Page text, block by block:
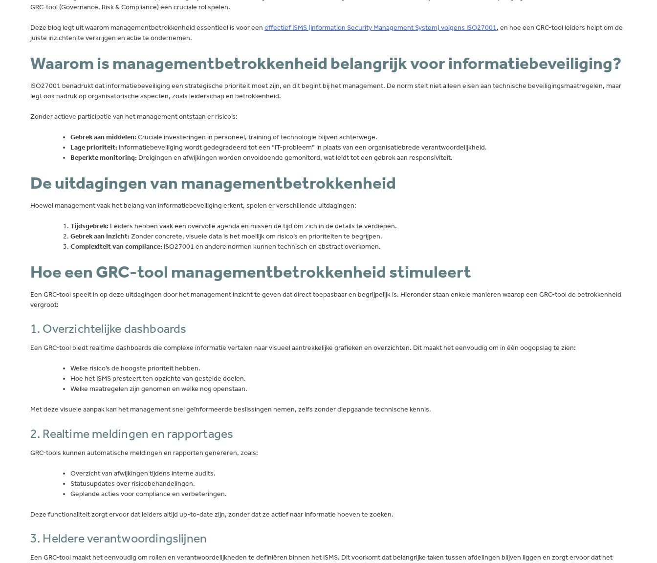
GRC-tool (Governance, Risk & Compliance) een cruciale rol spelen.
Deze blog legt uit waarom managementbetrokkenheid essentieel is voor een effectief ISMS (Information Security Management System) volgens ISO27001, en hoe een GRC-tool leiders helpt om de
juiste inzichten te verkrijgen en actie te ondernemen.
Waarom is managementbetrokkenheid belangrijk voor informatiebeveiliging?
ISO27001 benadrukt dat informatiebeveiliging een strategische prioriteit moet zijn, en dit begint bij het management. De norm stelt niet alleen eisen aan technische beveiligingsmaatregelen, maar
legt ook nadruk op organisatorische aspecten, zoals leiderschap en betrokkenheid.
Zonder actieve participatie van het management ontstaan er risico’s:
Gebrek aan middelen:Cruciale investeringen in personeel, training of technologie blijven achterwege.
Lage prioriteit:Informatiebeveiliging wordt gedegradeerd tot een “IT-probleem” in plaats van een organisatiebrede verantwoordelijkheid.
Beperkte monitoring:Dreigingen en afwijkingen worden onvoldoende gemonitord, wat leidt tot een gebrek aan responsiviteit.
De uitdagingen van managementbetrokkenheid
Hoewel management vaak het belang van informatiebeveiliging erkent, spelen er verschillende uitdagingen:
Tijdsgebrek:Leiders hebben vaak een overvolle agenda en missen de tijd om zich in de details te verdiepen.
Gebrek aan inzicht:Zonder concrete, visuele data is het moeilijk om risico’s en prioriteiten te begrijpen.
Complexiteit van compliance:ISO27001 en andere normen kunnen technisch en abstract overkomen.
Hoe een GRC-tool managementbetrokkenheid stimuleert
Een GRC-tool speelt in op deze uitdagingen door het management inzicht te geven dat direct toepasbaar en begrijpelijk is. Hieronder staan enkele manieren waarop een GRC-tool de betrokkenheid
vergroot:
1. Overzichtelijke dashboards
Een GRC-tool biedt realtime dashboards die complexe informatie vertalen naar visueel aantrekkelijke grafieken en overzichten. Dit maakt het eenvoudig om in één oogopslag te zien:
Welke risico’s de hoogste prioriteit hebben.
Hoe het ISMS presteert ten opzichte van gestelde doelen.
Welke maatregelen zijn genomen en welke nog openstaan.
Met deze visuele aanpak kan het management snel geïnformeerde beslissingen nemen, zelfs zonder diepgaande technische kennis.
2. Realtime meldingen en rapportages
GRC-tools kunnen automatische meldingen en rapporten genereren, zoals:
Overzicht van afwijkingen tijdens interne audits.
Statusupdates over risicobehandelingen.
Geplande acties voor compliance en verbeteringen.
Deze functionaliteit zorgt ervoor dat leiders altijd up-to-date zijn, zonder dat ze actief naar informatie hoeven te zoeken.
3. Heldere verantwoordingslijnen
Een GRC-tool maakt het eenvoudig om rollen en verantwoordelijkheden te definiëren binnen het ISMS. Dit voorkomt dat belangrijke taken tussen afdelingen blijven liggen en zorgt ervoor dat het